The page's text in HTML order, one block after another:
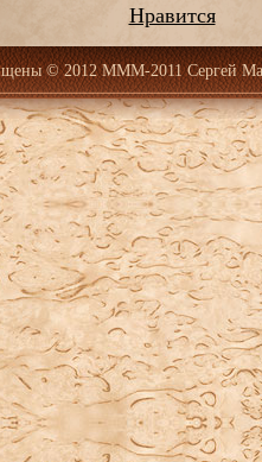
Нравится
© 2012 МММ-2011 Сергей